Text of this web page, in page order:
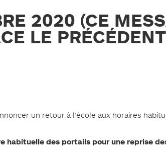
2020 (CE
LE
un retour à l’école aux horaires
habituelle des portails pour une reprise